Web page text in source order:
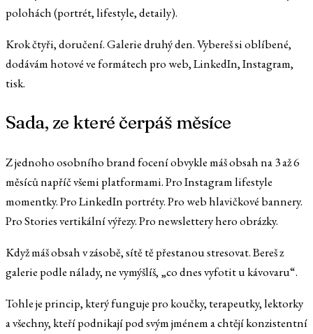
polohách (portrét, lifestyle, detaily).
Krok čtyři, doručení. Galerie druhý den. Vybereš si oblíbené,
dodávám hotové ve formátech pro web, LinkedIn, Instagram,
tisk.
Sada, ze které čerpáš měsíce
Z jednoho osobního brand focení obvykle máš obsah na 3 až 6
měsíců napříč všemi platformami. Pro Instagram lifestyle
momentky. Pro LinkedIn portréty. Pro web hlavičkové bannery.
Pro Stories vertikální výřezy. Pro newslettery hero obrázky.
Když máš obsah v zásobě, sítě tě přestanou stresovat. Bereš z
galerie podle nálady, ne vymýšlíš, „co dnes vyfotit u kávovaru“.
Tohle je princip, který funguje pro koučky, terapeutky, lektorky
a všechny, kteří podnikají pod svým jménem a chtějí konzistentní